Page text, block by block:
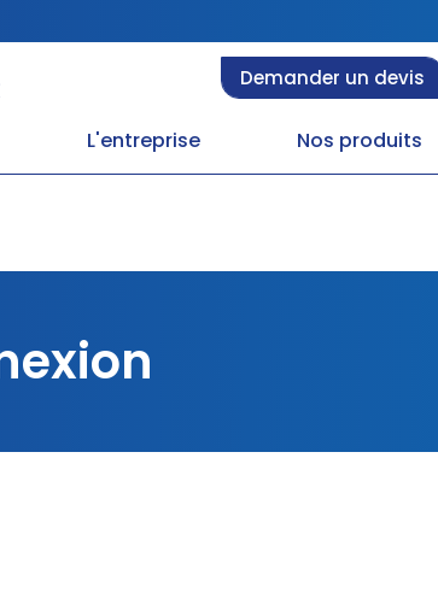
Demander un devis
L'entreprise Nos produits